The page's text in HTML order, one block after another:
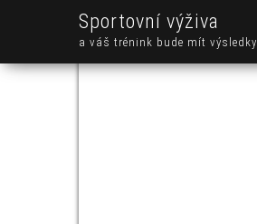
Sportovní výživa
a váš trénink bude mít výsledky